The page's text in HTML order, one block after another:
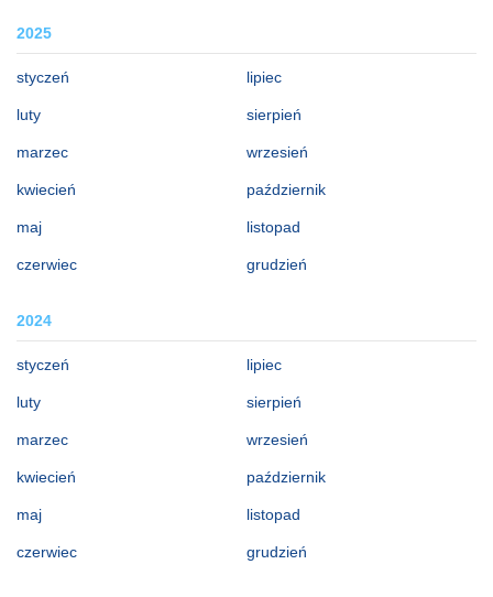
2025
styczeń
luty
marzec
kwiecień
maj
czerwiec
lipiec
sierpień
wrzesień
październik
listopad
grudzień
2024
styczeń
luty
marzec
kwiecień
maj
czerwiec
lipiec
sierpień
wrzesień
październik
listopad
grudzień